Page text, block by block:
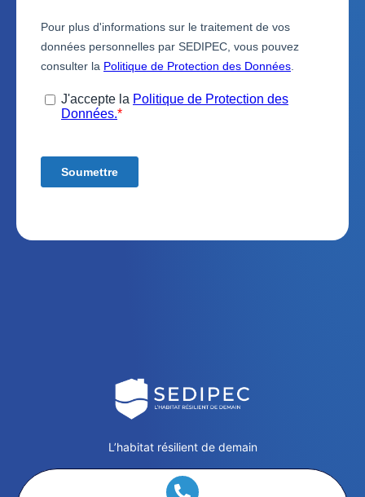
L’habitat résilient de demain